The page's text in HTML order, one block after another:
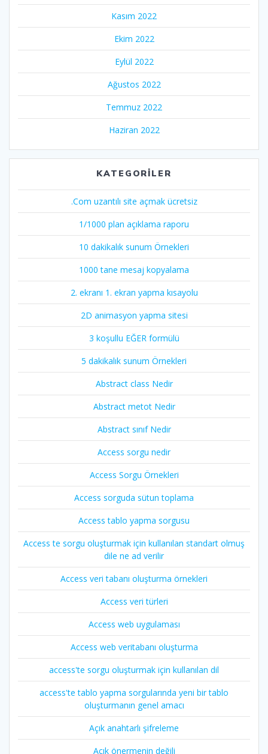
Kasım 2022
Ekim 2022
Eylül 2022
Ağustos 2022
Temmuz 2022
Haziran 2022
KATEGORILER
.Com uzantılı site açmak ücretsiz
1/1000 plan açıklama raporu
10 dakikalık sunum Örnekleri
1000 tane mesaj kopyalama
2. ekranı 1. ekran yapma kısayolu
2D animasyon yapma sitesi
3 koşullu EĞER formülü
5 dakikalık sunum Örnekleri
Abstract class Nedir
Abstract metot Nedir
Abstract sınıf Nedir
Access sorgu nedir
Access Sorgu Örnekleri
Access sorguda sütun toplama
Access tablo yapma sorgusu
Access te sorgu oluşturmak için kullanılan standart olmuş
dile ne ad verilir
Access veri tabanı oluşturma örnekleri
Access veri türleri
Access web uygulaması
Access web veritabanı oluşturma
access'te sorgu oluşturmak için kullanılan dil
access'te tablo yapma sorgularında yeni bir tablo
oluşturmanın genel amacı
Açık anahtarlı şifreleme
Açık önermenin değili